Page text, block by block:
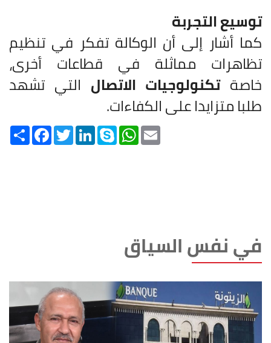
توسيع التجربة
كما أشار إلى أن الوكالة تفكر في تنظيم
تظاهرات مماثلة في قطاعات أخرى،
خاصةتكنولوجيات الاتصال التي تشهد
طلبا متزايدا على الكفاءات.
Share FacebookTwitterLinkedInSkype WhatsApp
في نفس السياق